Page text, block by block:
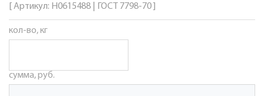
[ Артикул: Н0615488 | ГОСТ 7798-70 ]
кол-во, кг
сумма, руб.